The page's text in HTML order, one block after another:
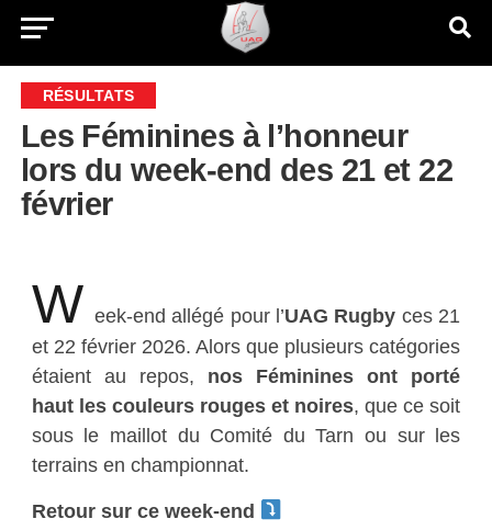
RÉSULTATS
Les Féminines à l’honneur
lors du week-end des 21 et 22
février
W eek-end allégé pour l’UAG Rugby ces 21
et 22 février 2026. Alors que plusieurs catégories
étaient au repos, nos Féminines ont porté
haut les couleurs rouges et noires, que ce soit
sous le maillot du Comité du Tarn ou sur les
terrains en championnat.
Retour sur ce week-end